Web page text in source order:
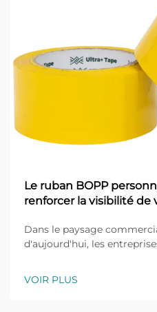
Le ruban BOPP
renforcer la visibilité de
Dans le paysage
d'aujourd'hui, les
durable sur leurs clients.
VOIR PLUS